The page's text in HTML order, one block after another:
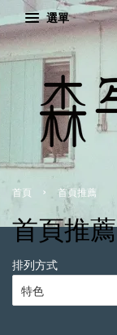
選單
首頁 › 首頁推薦
首頁推薦
排列方式